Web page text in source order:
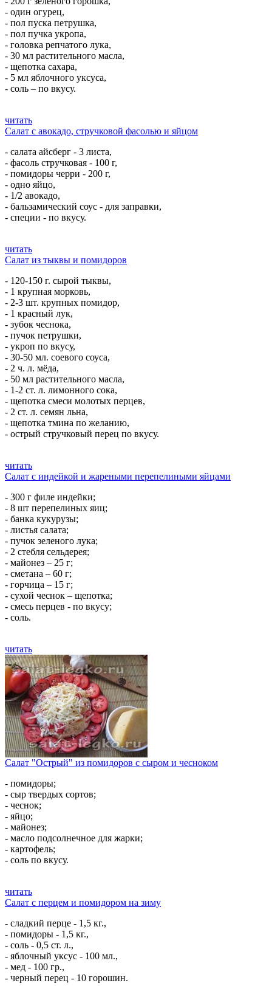
- один огурец,
- пол пуска петрушка,
- пол пучка укропа,
- головка репчатого лука,
- 30 мл растительного масла,
- щепотка сахара,
- 5 мл яблочного уксуса,
- соль – по вкусу.
читать
Салат с авокадо, стручковой фасолью и яйцом
- салата айсберг - 3 листа,
- фасоль стручковая - 100 г,
- помидоры черри - 200 г,
- одно яйцо,
- 1/2 авокадо,
- бальзамический соус - для заправки,
- специи - по вкусу.
читать
Салат из тыквы и помидоров
- 120-150 г. сырой тыквы,
- 1 крупная морковь,
- 2-3 шт. крупных помидор,
- 1 красный лук,
- зубок чеснока,
- пучок петрушки,
- укроп по вкусу,
- 30-50 мл. соевого соуса,
- 2 ч. л. мёда,
- 50 мл растительного масла,
- 1-2 ст. л. лимонного сока,
- щепотка смеси молотых перцев,
- 2 ст. л. семян льна,
- щепотка тмина по желанию,
- острый стручковый перец по вкусу.
читать
Салат с индейкой и жареными перепелиными яйцами
- 300 г филе индейки;
- 8 шт перепелиных яиц;
- банка кукурузы;
- листья салата;
- пучок зеленого лука;
- 2 стебля сельдерея;
- майонез – 25 г;
- сметана – 60 г;
- горчица – 15 г;
- сухой чеснок – щепотка;
- смесь перцев - по вкусу;
- соль.
читать
Салат "Острый" из помидоров с сыром и чесноком
- помидоры;
- сыр твердых сортов;
- чеснок;
- яйцо;
- майонез;
- масло подсолнечное для жарки;
- картофель;
- соль по вкусу.
читать
Салат с перцем и помидором на зиму
- сладкий перце - 1,5 кг.,
- помидоры - 1,5 кг.,
- соль - 0,5 ст. л.,
- яблочный уксус - 100 мл.,
- мед - 100 гр.,
- черный перец - 10 горошин.